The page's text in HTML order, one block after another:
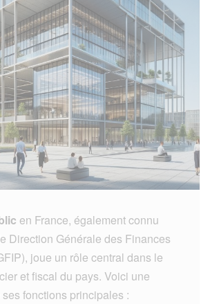
en France, également connu
Direction Générale des Finances
joue un rôle central dans le
et fiscal du pays. Voici une
fonctions principales :